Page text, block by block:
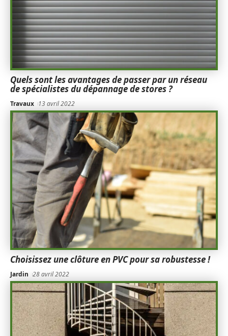
Quels sont les avantages de passer par un réseau
de spécialistes du dépannage de stores ?
Travaux 13 avril 2022
Choisissez une clôture en PVC pour sa robustesse !
Jardin 28 avril 2022